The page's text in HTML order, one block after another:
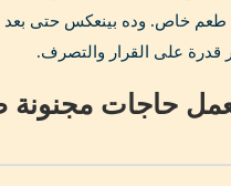
طعم خاص. وده بينعكس حتى
قدرة على القرار والتصرف.
حاجات